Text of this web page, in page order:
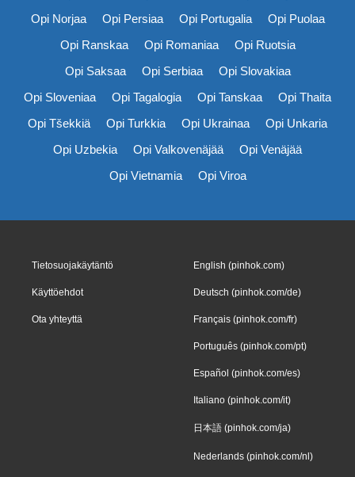
Opi Norjaa
Opi Persiaa Opi Portugalia
Opi Puolaa
Opi Ranskaa
Opi Romaniaa
Opi Ruotsia
Opi Saksaa
Opi Serbiaa
Opi Slovakiaa
Opi Sloveniaa
Opi Tagalogia Opi Tanskaa
Opi Thaita
Opi Tšekkiä
Opi Turkkia Opi Ukrainaa
Opi Unkaria
Opi Uzbekia
Opi Valkovenäjää
Opi Venäjää
Opi Vietnamia
Opi Viroa
Tietosuojakäytäntö
Käyttöehdot
Ota yhteyttä
English (pinhok.com)
Deutsch (pinhok.com/de)
Français (pinhok.com/fr)
Português (pinhok.com/pt)
Español (pinhok.com/es)
Italiano (pinhok.com/it)
日本語 (pinhok.com/ja)
Nederlands (pinhok.com/nl)